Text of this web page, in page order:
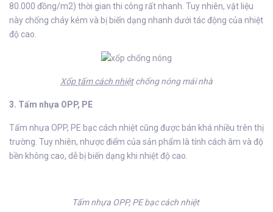
80.000 đồng/m2) thời gian thi công rất nhanh. Tuy nhiên, vật liệu
này chống cháy kém và bị biến dạng nhanh dưới tác động của nhiệt
độ cao.
Xốp tấm cách nhiệtchống nóng mái nhà
3. Tấm nhựa OPP, PE
Tấm nhựa OPP, PE bạc cách nhiệt cũng được bán khá nhiều trên thị
trường. Tuy nhiên, nhược điểm của sản phẩm là tính cách âm và độ
bền không cao, dễ bị biến dạng khi nhiệt độ cao.
Tấm nhựa OPP, PE bạc cách nhiệt